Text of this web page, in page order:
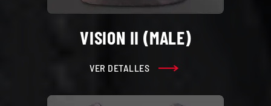
VISION II (MALE)
VER DETALLES